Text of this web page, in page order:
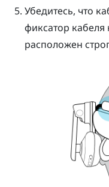
Убедитесь, что
фиксатор
расположен